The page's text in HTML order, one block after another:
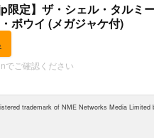
限定】ザ・シェル・タルミ
ボウイ (メガジャケ付)
でご確認ください
trademark of NME Networks Media Limited